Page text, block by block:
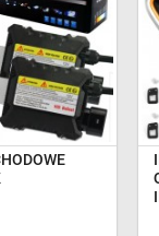
DOSTAWĘ